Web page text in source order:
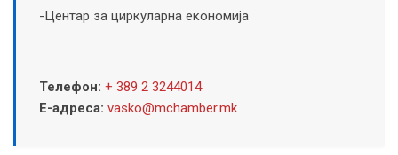
-Центар за циркуларна економија
Телефон: + 389 2 3244014
Е-адреса: vasko@mchamber.mk